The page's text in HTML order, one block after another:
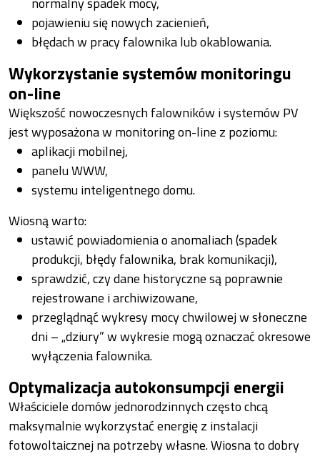
pojawieniu się nowych zacienień,
błędach w pracy falownika lub okablowania.
Wykorzystanie systemów monitoringu
on-line
Większość nowoczesnych falowników i systemów PV
jest wyposażona w monitoring on-line z poziomu:
aplikacji mobilnej,
panelu WWW,
systemu inteligentnego domu.
Wiosną warto:
ustawić powiadomienia o anomaliach (spadek
produkcji, błędy falownika, brak komunikacji),
sprawdzić, czy dane historyczne są poprawnie
rejestrowane i archiwizowane,
przeglądnąć wykresy mocy chwilowej w słoneczne
dni – „dziury” w wykresie mogą oznaczać okresowe
wyłączenia falownika.
Optymalizacja autokonsumpcji energii
Właściciele domów jednorodzinnych często chcą
maksymalnie wykorzystać energię z instalacji
fotowoltaicznej na potrzeby własne. Wiosna to dobry